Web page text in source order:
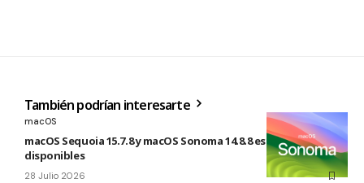
También podrían interesarte
macOS
macOS Sequoia 15.7.8 y macOS Sonoma 14.8.8 están
disponibles
28 Julio 2026